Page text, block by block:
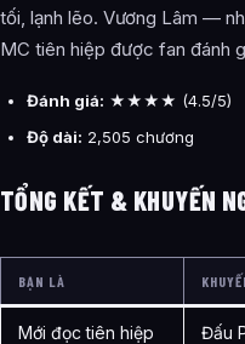
tối, lạnh lẽo. Vương Lâm —
MC tiên hiệp được fan đánh
Đánh giá: ★★★★ (4.5/5)
Độ dài: 2,505 chương
TỔNG KẾT & KHUYẾN
BẠN LÀ
Mới đọc tiên hiệp Đấu